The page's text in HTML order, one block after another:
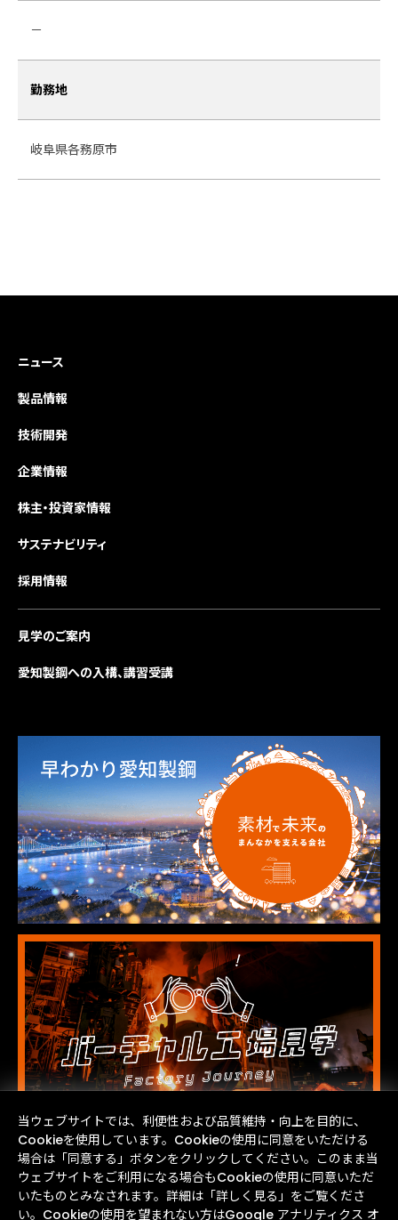
－
勤務地
岐阜県各務原市
ニュース
製品情報
技術開発
企業情報
株主・投資家情報
サステナビリティ
採用情報
見学のご案内
愛知製鋼への入構、講習受講
当ウェブサイトでは、利便性および品質維持・向上を目的に、
Cookieを使用しています。Cookieの使用に同意をいただける
場合は「同意する」ボタンをクリックしてください。このまま当
ウェブサイトをご利用になる場合もCookieの使用に同意いただ
いたものとみなされます。詳細は「詳しく見る」をご覧くださ
い。Cookieの使用を望まれない方はGoogle アナリティクス オ